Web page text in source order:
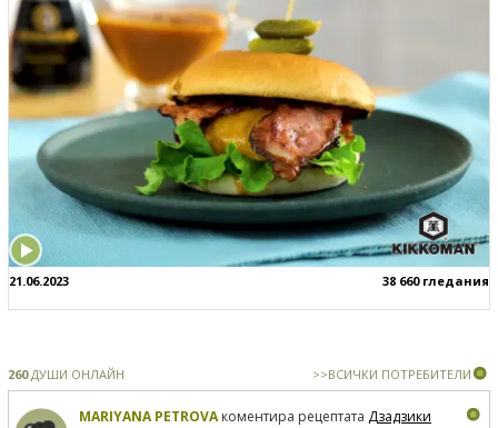
21.06.2023 38 660 гледания
260ДУШИ ОНЛАЙН >>ВСИЧКИ ПОТРЕБИТЕЛИ
MARIYANA PETROVAкоментира рецептата Дзадзики